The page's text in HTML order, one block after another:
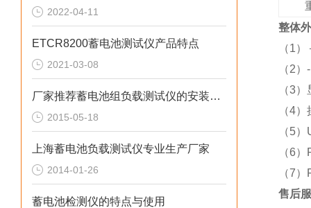
2022-04-11
ETCR8200蓄电池测试仪产品特点
2021-03-08
厂家推荐蓄电池组负载测试仪的安装与使用
2015-05-18
上海蓄电池负载测试仪专业生产厂家
2014-01-26
蓄电池检测仪的特点与使用
整体
（1
（2
（3
（4
（5
（6
（7
售后